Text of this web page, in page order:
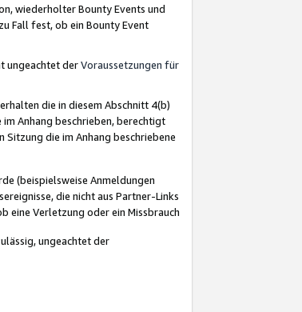
wiederholter Bounty Events und
Fall fest, ob ein Bounty Event
ungeachtet derVoraussetzungen für
die in diesem Abschnitt 4(b)
Anhang beschrieben, berechtigt
die im Anhang beschriebene
(beispielsweise Anmeldungen
die nicht aus Partner-Links
eine Verletzung oder ein Missbrauch
ungeachtet der